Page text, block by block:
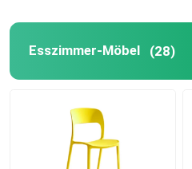
Nach Hause
Kontakte
Esszimmer-Möbel (28)